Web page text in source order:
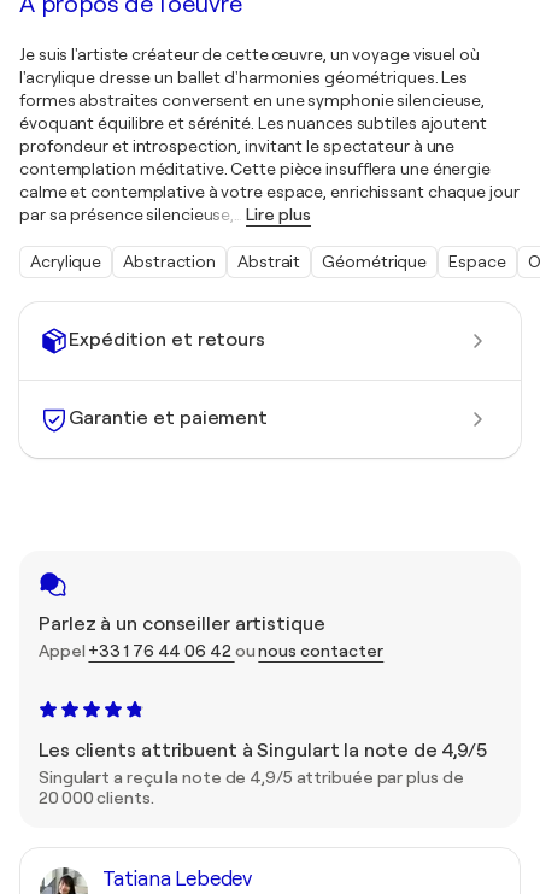
Expédition et retours
Garantie et paiement
Parlez à un conseiller artistique
Appel +33 1 76 44 06 42 ounous contacter
Les clients attribuent à Singulart la note de 4,9/5
Singulart a reçu la note de 4,9/5 attribuée par plus de
20 000 clients.
Tatiana Lebedev
Je suis l'artiste créateur de cette œuvre, un voyage visuel où
l'acrylique dresse un ballet d'harmonies géométriques. Les
formes abstraites conversent en une symphonie silencieuse,
évoquant équilibre et sérénité. Les nuances subtiles ajoutent
profondeur et introspection, invitant le spectateur à une
contemplation méditative. Cette pièce insufflera une énergie
calme et contemplative à votre espace, enrichissant chaque jour
par sa présence silencieuse,
Lire plus
Acrylique Abstraction Abstrait Géométrique Espace